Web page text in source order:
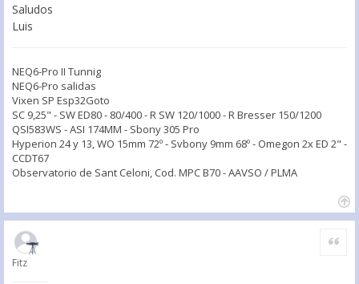
Saludos
Luis
NEQ6-Pro II Tunnig
NEQ6-Pro salidas
Vixen SP Esp32Goto
SC 9,25" - SW ED80 - 80/400 - R SW 120/1000 - R Bresser 150/1200
QSI583WS - ASI 174MM - Sbony 305 Pro
Hyperion 24 y 13, WO 15mm 72º - Svbony 9mm 68º - Omegon 2x ED 2" -
CCDT67
Observatorio de Sant Celoni, Cod. MPC B70 - AAVSO / PLMA
Fitz
Citar